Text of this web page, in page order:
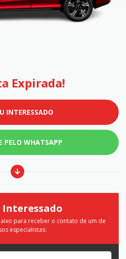
Expirada!
INTERESSADO
PELO WHATSAPP
Interessado
para receber o contato de um de
especialistas: